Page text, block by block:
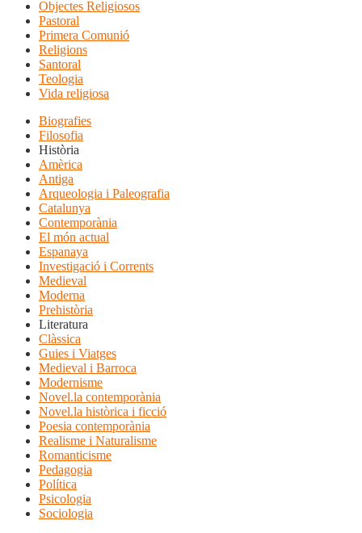
Objectes Religiosos
Pastoral
Primera Comunió
Religions
Santoral
Teologia
Vida religiosa
Biografies
Filosofia
Història
Amèrica
Antiga
Arqueologia i Paleografia
Catalunya
Contemporània
El món actual
Espanaya
Investigació i Corrents
Medieval
Moderna
Prehistòria
Literatura
Clàssica
Guies i Viatges
Medieval i Barroca
Modernisme
Novel.la contemporània
Novel.la històrica i ficció
Poesia contemporània
Realisme i Naturalisme
Romanticisme
Pedagogia
Política
Psicologia
Sociologia